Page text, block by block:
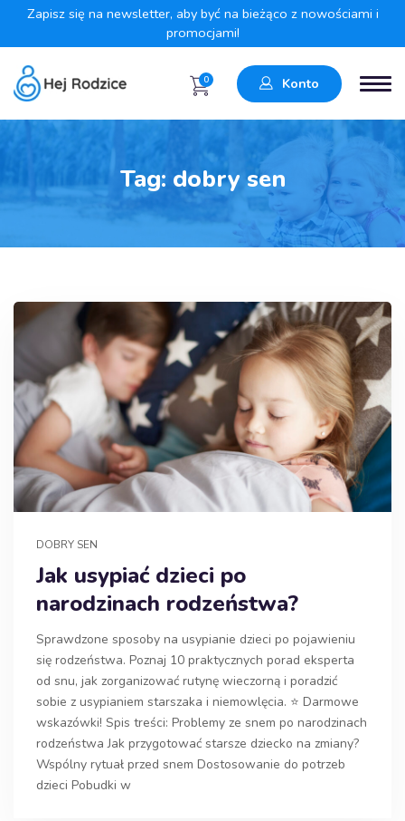
Zapisz się na newsletter, aby być na bieżąco z nowościami i
promocjami!
0 Konto
Tag: dobry sen
DOBRY SEN
Jak usypiać dzieci po
narodzinach rodzeństwa?
Sprawdzone sposoby na usypianie dzieci po pojawieniu
się rodzeństwa. Poznaj 10 praktycznych porad eksperta
od snu, jak zorganizować rutynę wieczorną i poradzić
sobie z usypianiem starszaka i niemowlęcia. ⭐ Darmowe
wskazówki! Spis treści: Problemy ze snem po narodzinach
rodzeństwa Jak przygotować starsze dziecko na zmiany?
Wspólny rytuał przed snem Dostosowanie do potrzeb
dzieci Pobudki w